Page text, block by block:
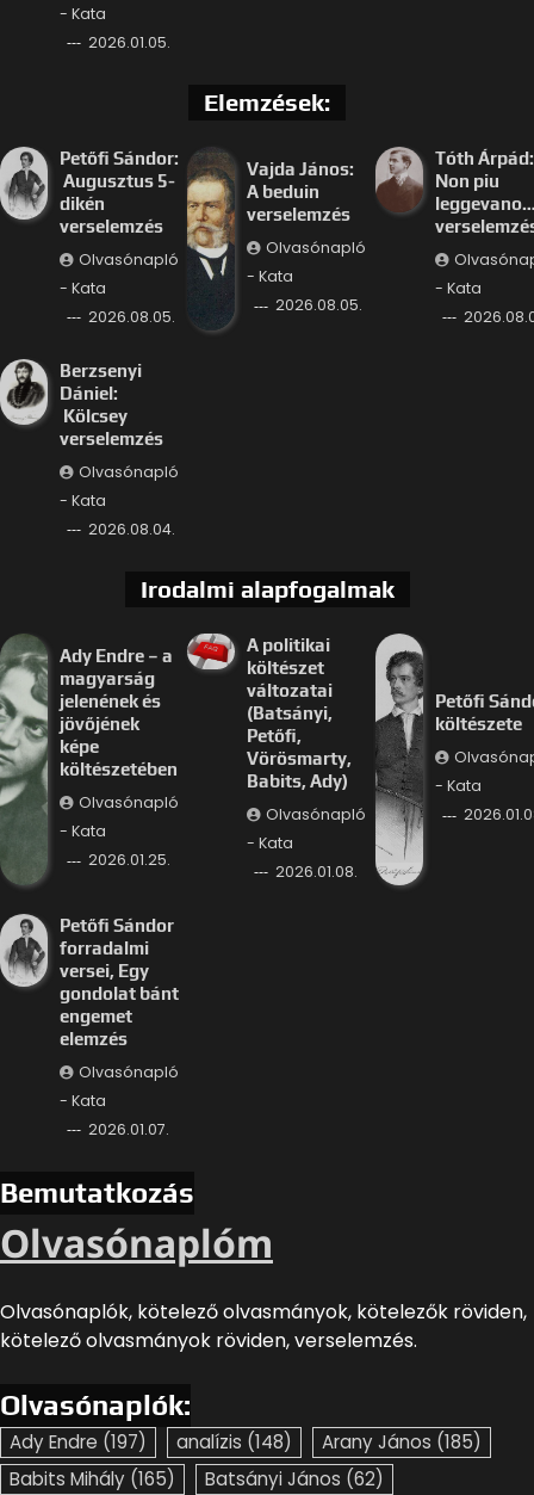
- Kata
2026.01.05.
Elemzések:
Petőfi Sándor:
Augusztus 5-
dikén
verselemzés
Olvasónapló
- Kata
2026.08.05.
Vajda János:
A beduin
verselemzés
Olvasónapló
- Kata
2026.08.05.
Tóth Árpád:
Non piu
- Kata
Berzsenyi
Dániel:
Kölcsey
verselemzés
Olvasónapló
- Kata
2026.08.04.
Irodalmi alapfogalmak
Ady Endre – a
magyarság
jelenének és
jövőjének
képe
költészetében
Olvasónapló
- Kata
2026.01.25.
A politikai
költészet
változatai
(Batsányi,
Petőfi,
Vörösmarty,
Babits, Ady)
Olvasónapló
- Kata
2026.01.08.
Petőfi
költészete
- Kata
Petőfi Sándor
forradalmi
versei, Egy
gondolat bánt
engemet
elemzés
Olvasónapló
- Kata
2026.01.07.
Bemutatkozás
Olvasónaplóm
Olvasónaplók, kötelező olvasmányok, kötelezők röviden,
kötelező olvasmányok röviden, verselemzés.
Olvasónaplók:
Ady Endre (197) analízis (148) Arany János (185)
Babits Mihály (165) Batsányi János (62)